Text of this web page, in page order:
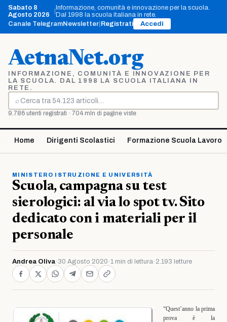
Vai
contenuto
Sabato 8
Agosto 2026
Informazione, comunità e innovazione per la scuola.
Dal 1998 la scuola italiana in rete.
Canale TelegramNewsletter Registrati Accedi
AetnaNet.org
INFORMAZIONE, COMUNITÀ E INNOVAZIONE PER
LA SCUOLA. DAL 1998 LA SCUOLA ITALIANA IN
RETE.
⌕
Cerca
9.786 utenti registrati · 704 mln di pagine viste
Home Dirigenti Scolastici Formazione Scuola Lavoro
MINISTERO ISTRUZIONE E UNIVERSITÀ
Scuola, campagna su test
sierologici: al via lo spot tv. Sito
dedicato con i materiali per il
personale
Andrea Oliva· 30 Agosto 2020 ·1 min di lettura· 2.193 letture
“Quest’anno la prima
prova è la